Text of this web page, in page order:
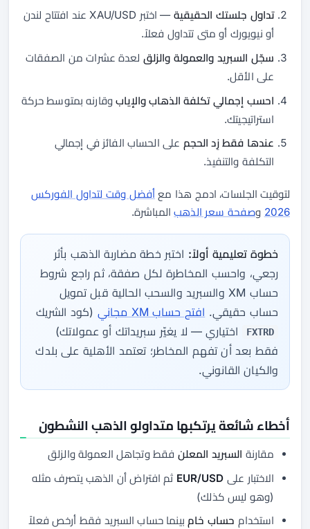
تداول جلستك الحقيقية
— اختبر XAU/USD عند افتتاح لندن
أو نيويورك أو متى تتداول فعلاً.
سجّل السبريد والعمولة والزلق لعدة عشرات من الصفقات
على الأقل.
احسب إجمالي تكلفة الذهاب والإيابوقارنه بمتوسط حركة
استراتيجيتك.
عندها فقط زِد الحجم على الحساب الفائز في إجمالي
التكلفة والتنفيذ.
لتوقيت الجلسات، ادمج هذا معأفضل وقت لتداول الفوركس
2026 وصفحة سعر الذهبالمباشرة.
خطوة تعليمية أولاً: اختبر خطة مضاربة الذهب بأثر
رجعي، واحسب المخاطرة لكل صفقة، ثم راجع شروط
حساب XM والسبريد والسحب الحالية قبل تمويل
حساب حقيقي. افتح حساب XM مجاني (كود الشريك
FXTRD
اختياري — لا يغيّر سبريداتك أو عمولاتك)
فقط بعد أن تفهم المخاطر؛ تعتمد الأهلية على بلدك
والكيان القانوني.
أخطاء شائعة يرتكبها متداولو الذهب النشطون
مقارنة السبريد المعلن فقط وتجاهل العمولة والزلق
الاختبار على EUR/USD ثم افتراض أن الذهب يتصرف مثله
(وهو ليس كذلك)
استخدام حساب خام بينما حساب السبريد فقط أرخص فعلاً